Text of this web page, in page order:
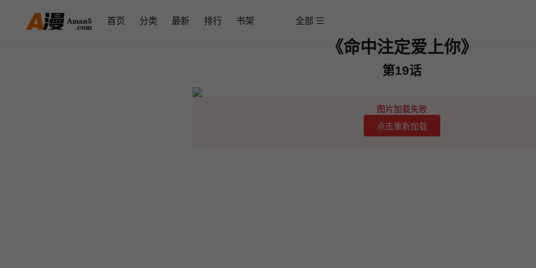
首页 分类 最新 排行 书架 全部
《命中注定爱上你》
第19话
图片加载失败
点击重新加载